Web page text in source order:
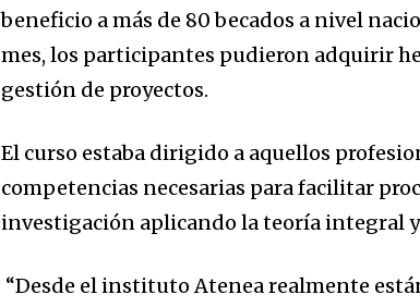
beneficio a más de 80 becados a nivel
mes, los participantes pudieron adquirir
gestión de proyectos.
El curso estaba dirigido a aquellos
competencias necesarias para facilitar
investigación aplicando la teoría integral
“Desde el instituto Atenea realmente